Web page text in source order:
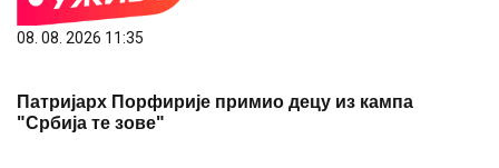
08. 08. 2026 11:35
Патријарх Порфирије примио децу из кампа
"Србија те зове"